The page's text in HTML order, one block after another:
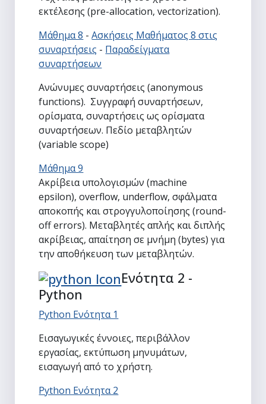
εκτέλεσης (pre-allocation, vectorization).
Μάθημα 8 -Ασκήσεις Μαθήματος 8 στις
συναρτήσεις - Παραδείγματα
συναρτήσεων
Ανώνυμες συναρτήσεις (anonymous
functions). Συγγραφή συναρτήσεων,
ορίσματα, συναρτήσεις ως ορίσματα
συναρτήσεων. Πεδίο μεταβλητών
(variable scope)
Μάθημα 9
Ακρίβεια υπολογισμών (machine
epsilon), overflow, underflow, σφάλματα
αποκοπής και στρογγυλοποίησης (round-
off errors). Μεταβλητές απλής και διπλής
ακρίβειας, απαίτηση σε μνήμη (bytes) για
την αποθήκευση των μεταβλητών.
Ενότητα 2 -
Python
Python Ενότητα 1
Εισαγωγικές έννοιες, περιβάλλον
εργασίας, εκτύπωση μηνυμάτων,
εισαγωγή από το χρήστη.
Python Ενότητα 2